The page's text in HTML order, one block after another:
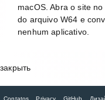
macOS. Abra o site
do arquivo W64 e
nenhum aplicativo.
закрыть
Contatos Privacy GitHub